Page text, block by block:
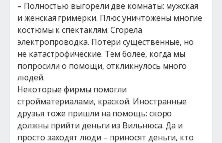
– Полностью выгорели две комнаты: мужская
и женская гримерки. Плюс уничтожены многие
костюмы к спектаклям. Сгорела
электропроводка. Потери существенные, но
не катастрофические. Тем более, когда мы
попросили о помощи, откликнулось много
людей.
Некоторые фирмы помогли
стройматериалами, краской. Иностранные
друзья тоже пришли на помощь: скоро
должны прийти деньги из Вильнюса. Да и
просто заходят люди – приносят деньги, кто